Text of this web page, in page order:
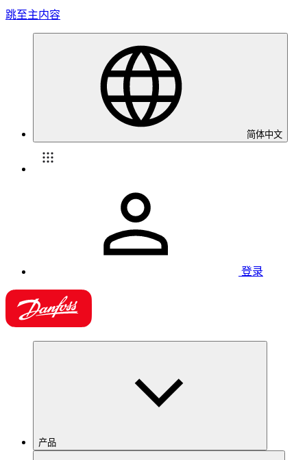
跳至主内容
简体中文
登录
产品